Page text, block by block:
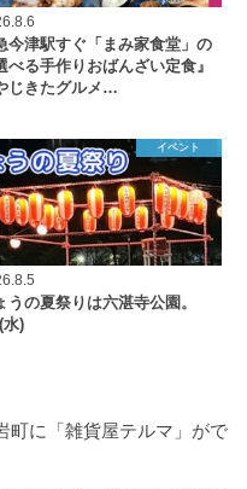
今津駅すぐ「まみ家食堂」の
べる手作りおばんざい定食』
じきたグルメ…
イベント
うの夏祭りは六湛寺公園。
水)
町に「雑貨屋テルマ」がで